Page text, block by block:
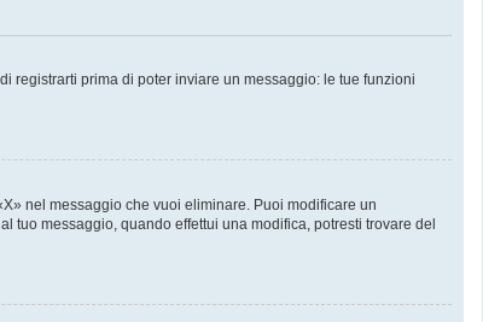
registrarti prima di poter inviare un messaggio: le tue funzioni
nel messaggio che vuoi eliminare. Puoi modificare un
tuo messaggio, quando effettui una modifica, potresti trovare del